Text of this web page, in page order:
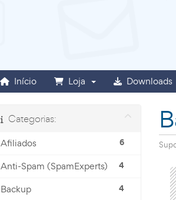
Início Loja Downloads
Categorias:
6
Afiliados
4
Anti-Spam (SpamExperts)
4
Backup